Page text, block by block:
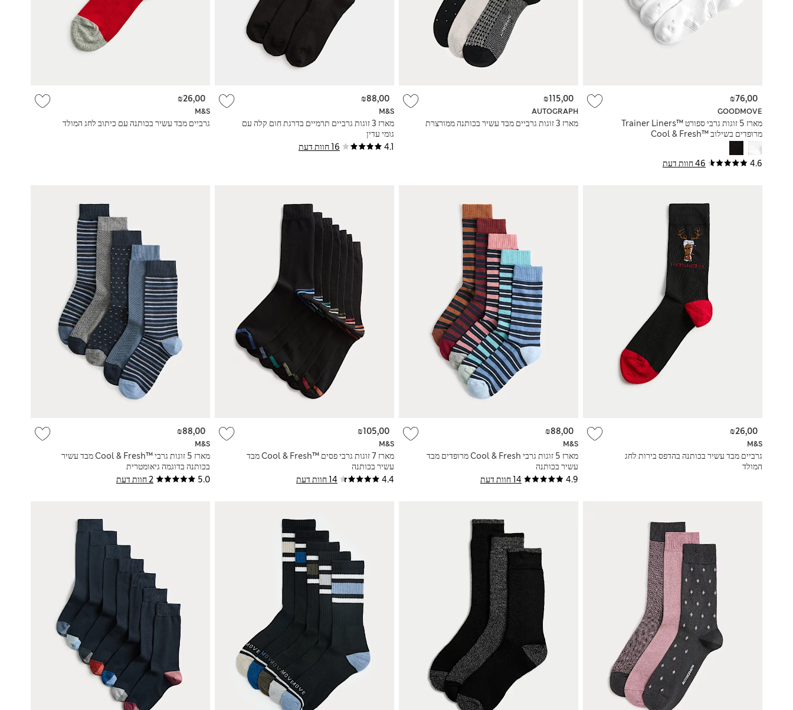
4.6 46 חוות דעת
GOODMOVE
מארז 5 זוגות גרבי ספורט ™Trainer Liners
מרופדים בשילוב Cool & Fresh™‎
₪76,00
AUTOGRAPH
מארז 3 זוגות גרביים מבד עשיר בכותנה ממורצרת
₪115,00
4.1 16 חוות דעת
M&S
מארז 3 זוגות גרביים תרמיים בדרגת חום קלה עם
גומי עדין
₪88,00
M&S
גרביים מבד עשיר בכותנה עם כיתוב לחג המולד
₪26,00
M&S
גרביים מבד עשיר בכותנה בהדפס בירות לחג
המולד
₪26,00
4.9 14 חוות דעת
M&S
מארז 5 זוגות גרבי Cool & Fresh‎ מרופדים מבד
עשיר בכותנה
₪88,00
4.4 14 חוות דעת
M&S
מארז 7 זוגות גרבי פסים Cool & Fresh™‎ מבד
עשיר בכותנה
₪105,00
5.0 2 חוות דעת
M&S
מארז 5 זוגות גרבי Cool & Fresh™‎ מבד עשיר
בכותנה בדוגמה גיאומטרית
₪88,00